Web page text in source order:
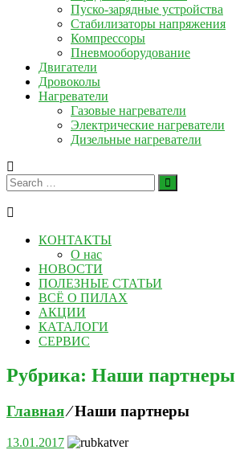
Пуско-зарядные устройства
Стабилизаторы напряжения
Компрессоры
Пневмооборудование
Двигатели
Дровоколы
Нагреватели
Газовые нагреватели
Электрические нагреватели
Дизельные нагреватели
КОНТАКТЫ
О нас
НОВОСТИ
ПОЛЕЗНЫЕ СТАТЬИ
ВСЁ О ПИЛАХ
АКЦИИ
КАТАЛОГИ
СЕРВИС
Рубрика: Наши партнеры
Главная⁄Наши партнеры
13.01.2017